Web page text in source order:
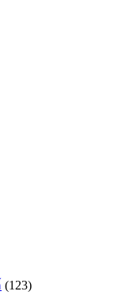
(123)